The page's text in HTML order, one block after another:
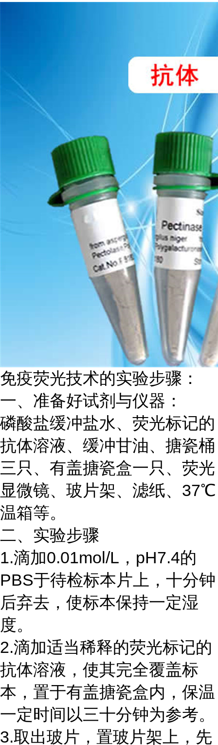
免疫荧光技术的实验步骤：
一、准备好试剂与仪器：
磷酸盐缓冲盐水、荧光标记的
抗体溶液、缓冲甘油、搪瓷桶
三只、有盖搪瓷盒一只、荧光
显微镜、玻片架、滤纸、 37℃
温箱等。
二、实验步骤
1.滴加0.01mol/L，pH7.4的
PBS于待检标本片上，十分钟
后弃去，使标本保持一定湿
度。
2.滴加适当稀释的荧光标记的
抗体溶液，使其完全覆盖标
本，置于有盖搪瓷盒内，保温
一定时间以三十分钟为参考。
3.取出玻片，置玻片架上，先